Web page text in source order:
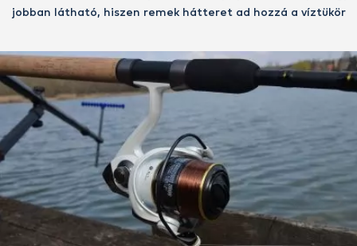
jobban látható, hiszen remek hátteret ad hozzá a víztükör